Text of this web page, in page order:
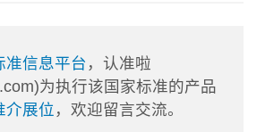
准信息平台 ，认准啦
为执行该国家标准的产品
介展位 ，欢迎留言交流。